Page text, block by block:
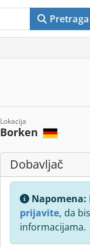
Pretraga
Lokacija
Borken
Dobavljač
Napomena:
prijavite, da
informacijama.